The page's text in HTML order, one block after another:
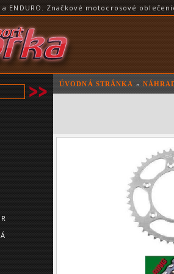
a ENDURO. Značkové motocrosové
ÚVODNÁ STRÁNKA »